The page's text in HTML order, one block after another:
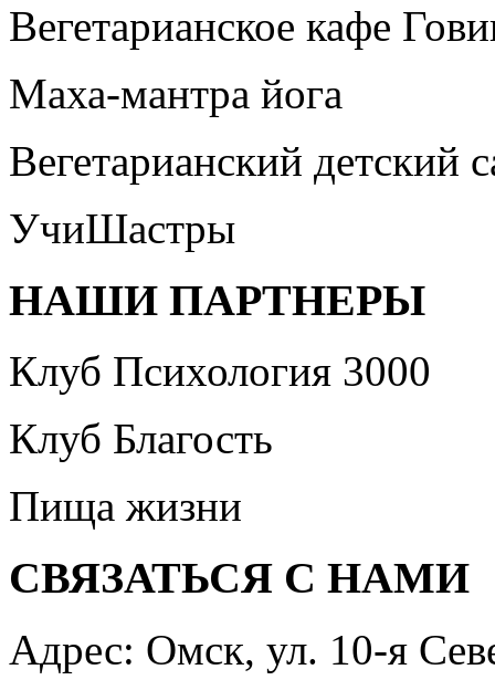
Вегетарианское кафе
Маха-мантра йога
Вегетарианский детский
УчиШастры
НАШИ ПАРТНЕРЫ
Клуб Психология 3000
Клуб Благость
Пища жизни
СВЯЗАТЬСЯ С НАМИ
Адрес: Омск, ул. 10-я